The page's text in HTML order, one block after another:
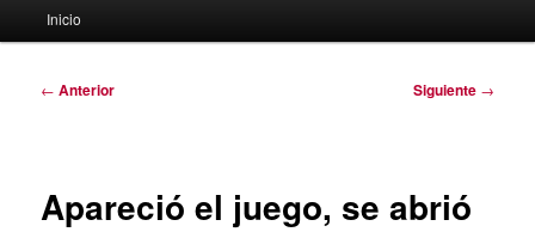
Inicio
Navegación
← Anterior Siguiente →
Apareció el juego, se abrió